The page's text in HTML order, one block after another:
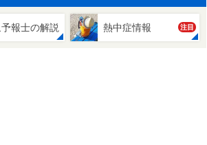
報士の解説 熱中症情報 注目